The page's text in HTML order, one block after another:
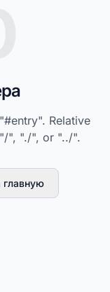
Relative
", "./", or "../".
главную